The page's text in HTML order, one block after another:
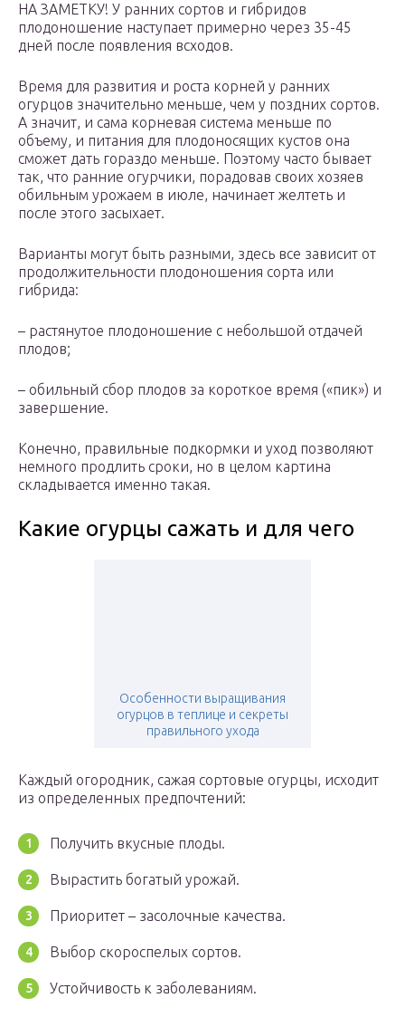
НА ЗАМЕТКУ! У ранних сортов и гибридов
плодоношение наступает примерно через 35-45
дней после появления всходов.
Время для развития и роста корней у ранних
огурцов значительно меньше, чем у поздних сортов.
А значит, и сама корневая система меньше по
объему, и питания для плодоносящих кустов она
сможет дать гораздо меньше. Поэтому часто бывает
так, что ранние огурчики, порадовав своих хозяев
обильным урожаем в июле, начинает желтеть и
после этого засыхает.
Варианты могут быть разными, здесь все зависит от
продолжительности плодоношения сорта или
гибрида:
– растянутое плодоношение с небольшой отдачей
плодов;
– обильный сбор плодов за короткое время («пик») и
завершение.
Конечно, правильные подкормки и уход позволяют
немного продлить сроки, но в целом картина
складывается именно такая.
Какие огурцы сажать и для чего
Особенности выращивания
огурцов в теплице и секреты
правильного ухода
Каждый огородник, сажая сортовые огурцы, исходит
из определенных предпочтений:
Получить вкусные плоды.
Вырастить богатый урожай.
Приоритет – засолочные качества.
Выбор скороспелых сортов.
Устойчивость к заболеваниям.